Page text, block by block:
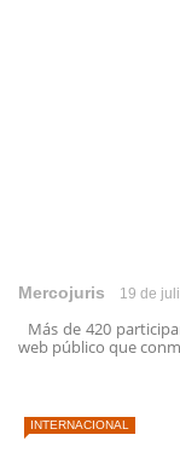
Mercojuris 19 de
Más de 420
web público que
INTERNACIONAL